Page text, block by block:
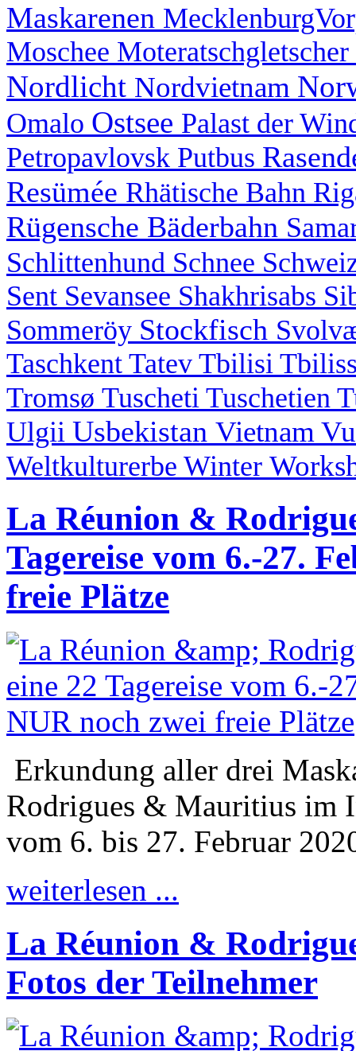
Maskarenen
Moschee Moteratschgletscher
Nordlicht Nordvietnam
Omalo Ostsee Palast der
Petropavlovsk Putbus
Resümée Rhätische Bahn
Rügensche Bäderbahn
Schlittenhund Schnee
Sent Sevansee Shakhrisabs
Sommeröy Stockfisch
Taschkent Tatev Tbilisi
Tromsø Tuscheti Tuschetien
Ulgii Usbekistan Vietnam
Weltkulturerbe Winter
La Réunion &
Tagereise vom 6.-27.
freie Plätze
Erkundung aller drei
Rodrigues & Mauritius im
vom 6. bis 27. Februar
weiterlesen ...
La Réunion &
Fotos der Teilnehmer